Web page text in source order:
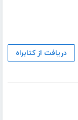
دریافت از کتابراه